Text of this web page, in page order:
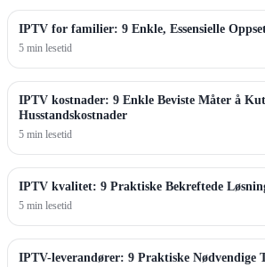
IPTV for familier: 9 Enkle, Essensielle
5 min lesetid
IPTV kostnader: 9 Enkle Beviste Måter å
Husstandskostnader
5 min lesetid
IPTV kvalitet: 9 Praktiske Bekreftede
5 min lesetid
IPTV-leverandører: 9 Praktiske